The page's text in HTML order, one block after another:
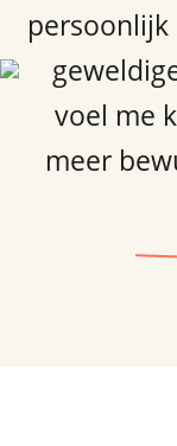
persoonlijk
voel me
meer